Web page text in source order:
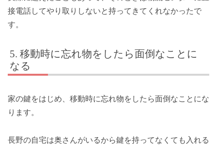
接電話してやり取りしないと持ってきてくれなかったで
す。
移動時に忘れ物をしたら面倒なことに
なる
家の鍵をはじめ、移動時に忘れ物をしたら面倒なことにな
ります。
長野の自宅は奥さんがいるから鍵を持ってなくても入れる